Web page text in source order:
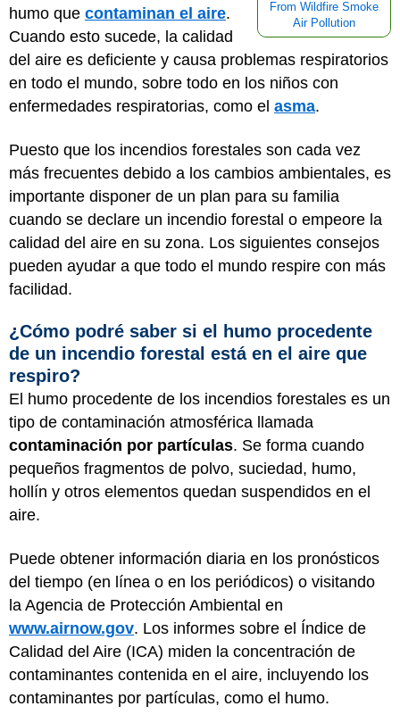
From Wildfire Smoke
Air Pollution
humo que contaminan el aire.
Cuando esto sucede, la calidad
del aire es deficiente y causa problemas respiratorios
en todo el mundo, sobre todo en los niños con
enfermedades respiratorias, como el asma.
Puesto que los incendios forestales son cada vez
más frecuentes debido a los cambios ambientales, es
importante disponer de un plan para su familia
cuando se declare un incendio forestal o empeore la
calidad del aire en su zona. Los siguientes consejos
pueden ayudar a que todo el mundo respire con más
facilidad.
¿Cómo podré saber si el humo procedente
de un incendio forestal está en el aire que
respiro?
El humo procedente de los incendios forestales es un
tipo de contaminación atmosférica llamada
contaminación por partículas. Se forma cuando
pequeños fragmentos de polvo, suciedad, humo,
hollín y otros elementos quedan suspendidos en el
aire.
Puede obtener información diaria en los pronósticos
del tiempo (en línea o en los periódicos) o visitando
la Agencia de Protección Ambiental en
www.airnow.gov. Los informes sobre el Índice de
Calidad del Aire (ICA) miden la concentración de
contaminantes contenida en el aire, incluyendo los
contaminantes por partículas, como el humo.